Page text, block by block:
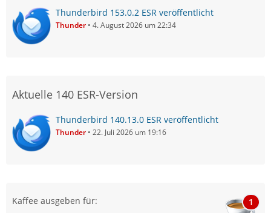
Thunderbird 153.0.2 ESR veröffentlicht
Thunder 4. August 2026 um 22:34
Aktuelle 140 ESR-Version
Thunderbird 140.13.0 ESR veröffentlicht
Thunder 22. Juli 2026 um 19:16
Kaffee ausgeben für: 1